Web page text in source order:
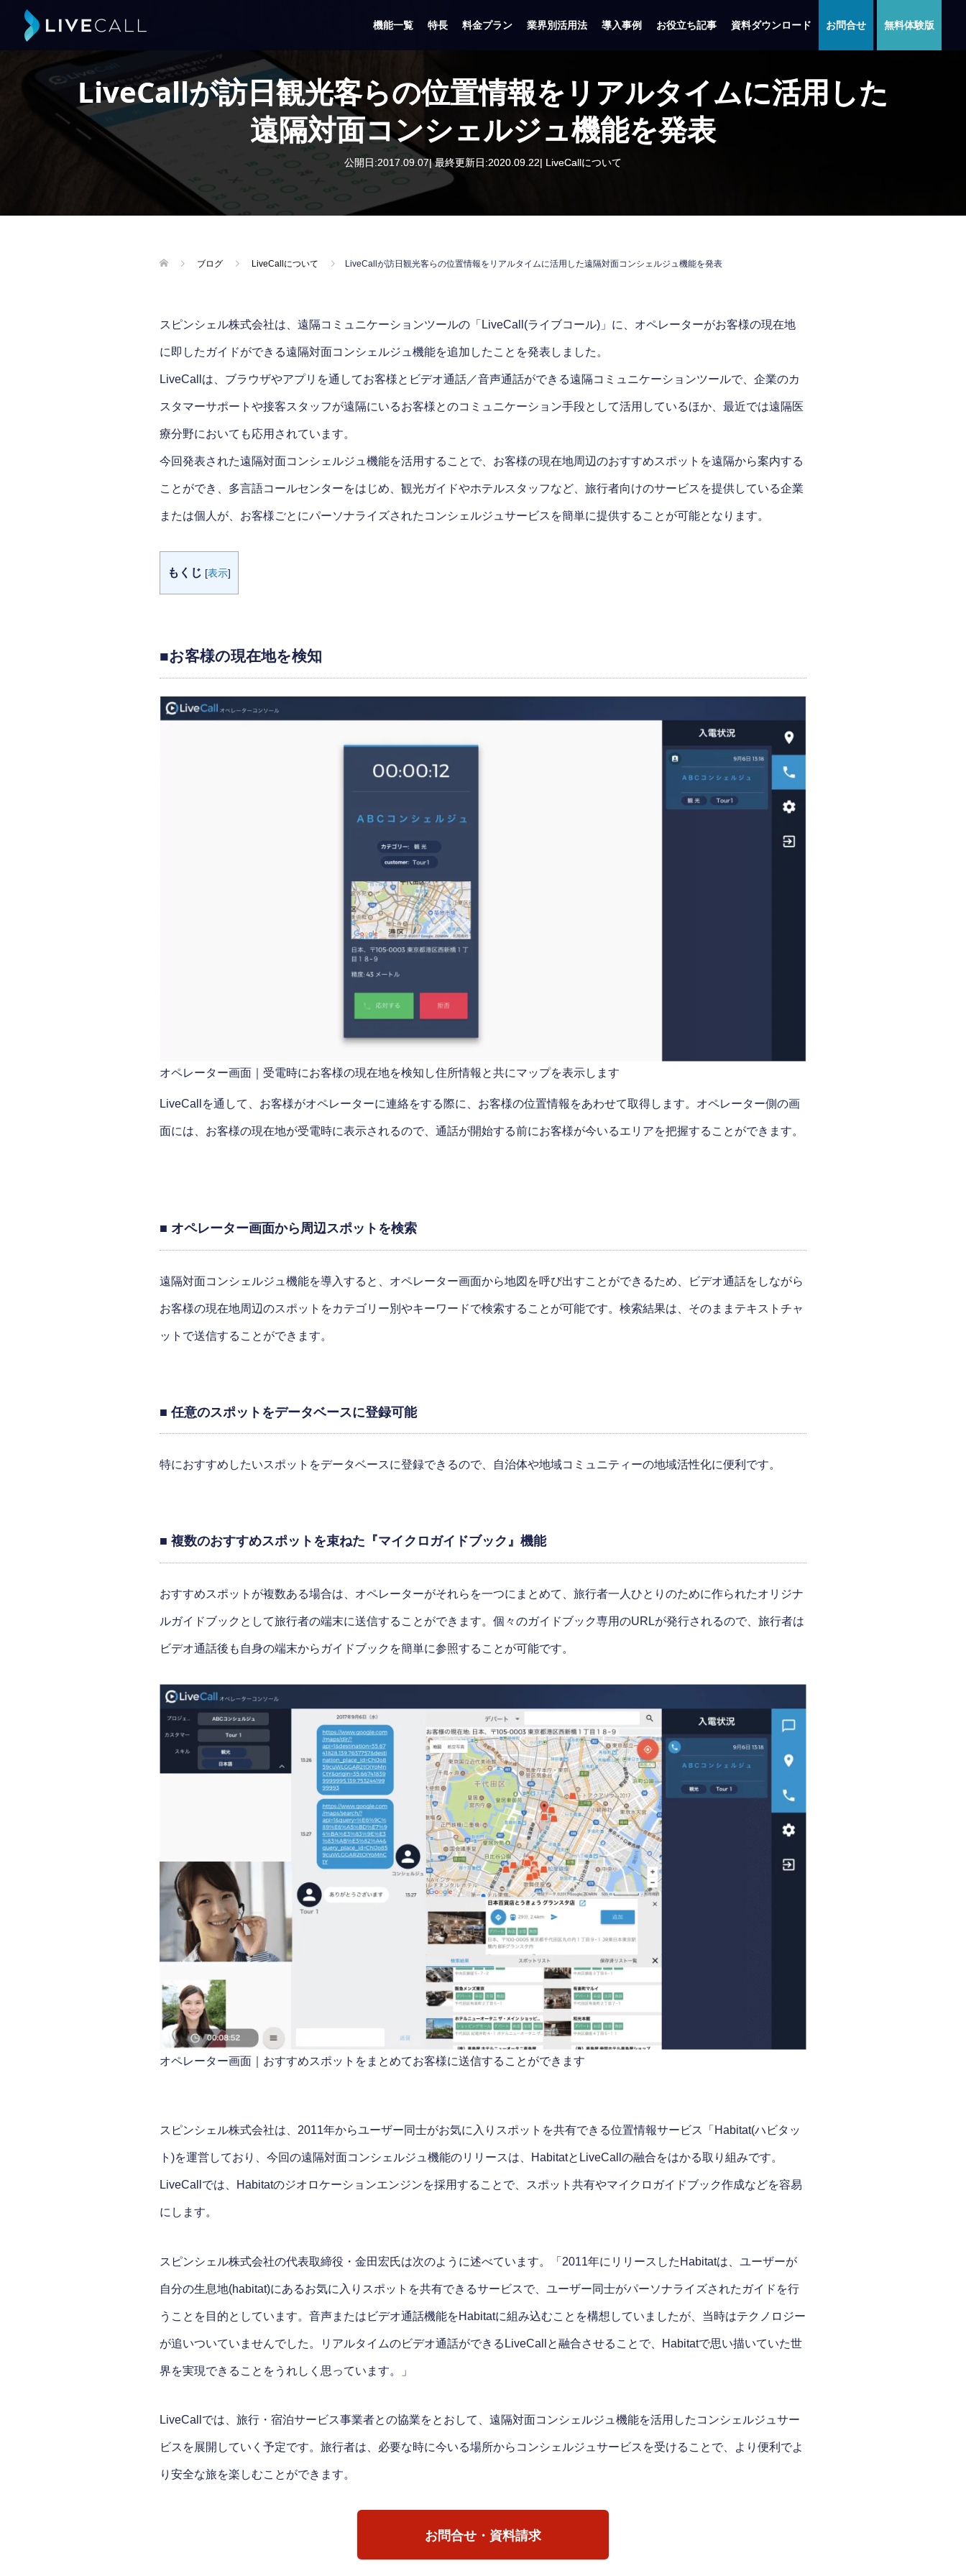
機能一覧 特長 料金プラン 業界別活用法 導入事例 お役立ち記事 資料ダウンロード お問合せ 無料体験版
LiveCallが訪日観光客らの位置情報をリアルタイムに活用した
遠隔対面コンシェルジュ機能を発表
公開日:2017.09.07| 最終更新日:2020.09.22| LiveCallについて
ブログ LiveCallについて LiveCallが訪日観光客らの位置情報をリアルタイムに活用した遠隔対面コンシェルジュ機能を発表
スピンシェル株式会社は、遠隔コミュニケーションツールの「LiveCall(ライブコール)」に、オペレーターがお客様の現在地
に即したガイドができる遠隔対面コンシェルジュ機能を追加したことを発表しました。
LiveCallは、ブラウザやアプリを通してお客様とビデオ通話／音声通話ができる遠隔コミュニケーションツールで、企業のカ
スタマーサポートや接客スタッフが遠隔にいるお客様とのコミュニケーション手段として活用しているほか、最近では遠隔医
療分野においても応用されています。
今回発表された遠隔対面コンシェルジュ機能を活用することで、お客様の現在地周辺のおすすめスポットを遠隔から案内する
ことができ、多言語コールセンターをはじめ、観光ガイドやホテルスタッフなど、旅行者向けのサービスを提供している企業
または個人が、お客様ごとにパーソナライズされたコンシェルジュサービスを簡単に提供することが可能となります。
もくじ [表示]
■お客様の現在地を検知
オペレーター画面｜受電時にお客様の現在地を検知し住所情報と共にマップを表示します
LiveCallを通して、お客様がオペレーターに連絡をする際に、お客様の位置情報をあわせて取得します。オペレーター側の画
面には、お客様の現在地が受電時に表示されるので、通話が開始する前にお客様が今いるエリアを把握することができます。
■ オペレーター画面から周辺スポットを検索
遠隔対面コンシェルジュ機能を導入すると、オペレーター画面から地図を呼び出すことができるため、ビデオ通話をしながら
お客様の現在地周辺のスポットをカテゴリー別やキーワードで検索することが可能です。検索結果は、そのままテキストチャ
ットで送信することができます。
■ 任意のスポットをデータベースに登録可能
特におすすめしたいスポットをデータベースに登録できるので、自治体や地域コミュニティーの地域活性化に便利です。
■ 複数のおすすめスポットを束ねた『マイクロガイドブック』機能
おすすめスポットが複数ある場合は、オペレーターがそれらを一つにまとめて、旅行者一人ひとりのために作られたオリジナ
ルガイドブックとして旅行者の端末に送信することができます。個々のガイドブック専用のURLが発行されるので、旅行者は
ビデオ通話後も自身の端末からガイドブックを簡単に参照することが可能です。
オペレーター画面｜おすすめスポットをまとめてお客様に送信することができます
スピンシェル株式会社は、2011年からユーザー同士がお気に入りスポットを共有できる位置情報サービス「Habitat(ハビタッ
ト)を運営しており、今回の遠隔対面コンシェルジュ機能のリリースは、HabitatとLiveCallの融合をはかる取り組みです。
LiveCallでは、Habitatのジオロケーションエンジンを採用することで、スポット共有やマイクロガイドブック作成などを容易
にします。
スピンシェル株式会社の代表取締役・金田宏氏は次のように述べています。「2011年にリリースしたHabitatは、ユーザーが
自分の生息地(habitat)にあるお気に入りスポットを共有できるサービスで、ユーザー同士がパーソナライズされたガイドを行
うことを目的としています。音声またはビデオ通話機能をHabitatに組み込むことを構想していましたが、当時はテクノロジー
が追いついていませんでした。リアルタイムのビデオ通話ができるLiveCallと融合させることで、Habitatで思い描いていた世
界を実現できることをうれしく思っています。」
LiveCallでは、旅行・宿泊サービス事業者との協業をとおして、遠隔対面コンシェルジュ機能を活用したコンシェルジュサー
ビスを展開していく予定です。旅行者は、必要な時に今いる場所からコンシェルジュサービスを受けることで、より便利でよ
り安全な旅を楽しむことができます。
お問合せ・資料請求